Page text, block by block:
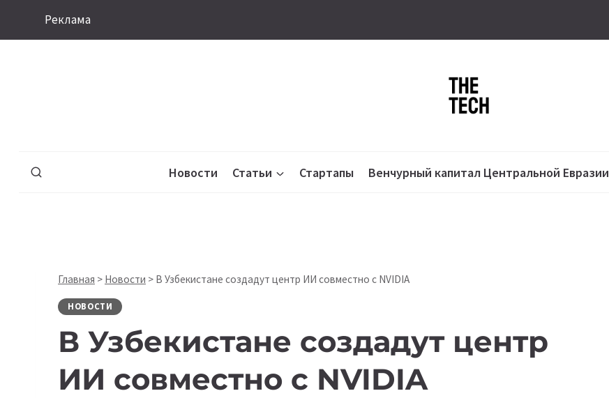
Реклама
Новости Статьи Стартапы Венчурный капитал Центральной Евразии
Главная > Новости > В Узбекистане создадут центр ИИ совместно с NVIDIA
НОВОСТИ
В Узбекистане создадут центр
ИИ совместно с NVIDIA